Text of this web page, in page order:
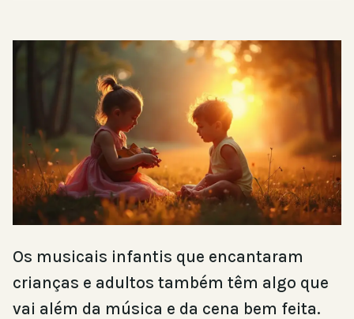
Os musicais infantis que encantaram
crianças e adultos também têm algo que
vai além da música e da cena bem feita.